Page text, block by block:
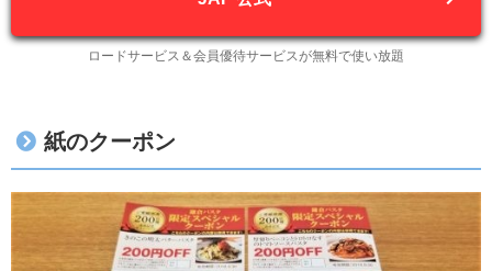
ロードサービス＆会員優待サービスが無料で使い放題
紙のクーポン